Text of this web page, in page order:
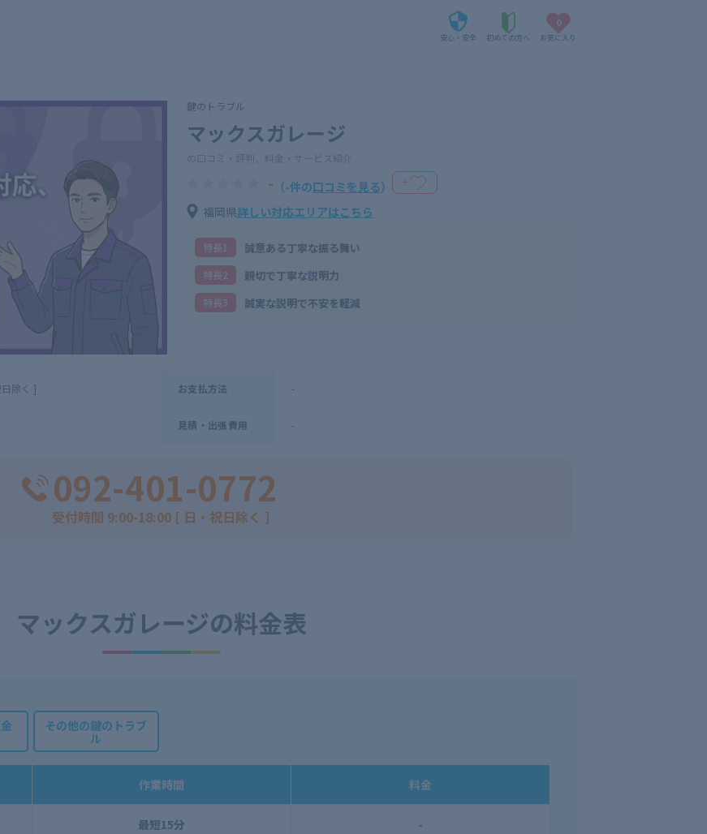
安心・安全 初めての方へ
0
お気に入り
鍵のトラブル
マックスガレージ
の口コミ・評判、料金・サービス紹介
- （-件の口コミを見る） ＋
福岡県詳しい対応エリアはこちら
特⻑1 誠意ある丁寧な振る舞い
特⻑2 親切で丁寧な説明力
特⻑3 誠実な説明で不安を軽減
除く ] お支払方法 -
見積・出張費用 -
092-401-0772
受付時間 9:00-18:00 [ 日・祝日除く ]
マックスガレージの料金表
その他の鍵のトラブ
ル
作業時間 料金
最短15分 -